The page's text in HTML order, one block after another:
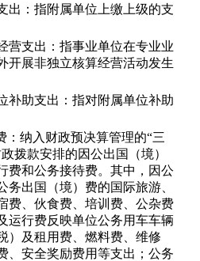
出：指附属单位上缴上级的支
营支出：指事业单位在专业业
开展非独立核算经营活动发生
补助支出：指对附属单位补助
：纳入财政预决算管理的“三
拨款安排的因公出国（境）
费和公务接待费。其中，因公
务出国（境）费的国际旅游、
费、伙食费、培训费、公杂费
运行费反映单位公务用车车辆
）及租用费、燃料费、维修
、安全奖励费用等支出；公务